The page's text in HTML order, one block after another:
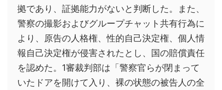
拠であり、証拠能力がないと判断した。また、
警察の撮影およびグループチャット共有行為に
より、原告の人格権、性的自己決定権、個人情
報自己決定権が侵害されたとし、国の賠償責任
を認めた。1審裁判部は「警察官らが閉まって
いたドアを開けて入り、裸の状態の被告人の全